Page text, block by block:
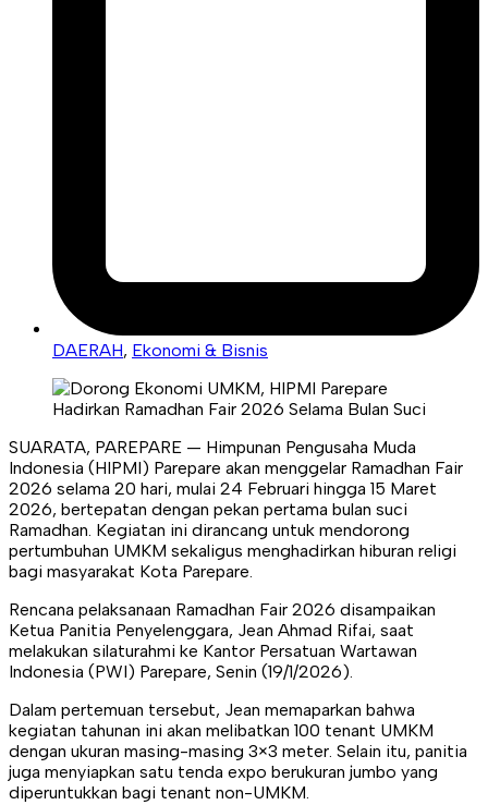
DAERAH, Ekonomi & Bisnis
SUARATA, PAREPARE — Himpunan Pengusaha Muda
Indonesia (HIPMI) Parepare akan menggelar Ramadhan Fair
2026 selama 20 hari, mulai 24 Februari hingga 15 Maret
2026, bertepatan dengan pekan pertama bulan suci
Ramadhan. Kegiatan ini dirancang untuk mendorong
pertumbuhan UMKM sekaligus menghadirkan hiburan religi
bagi masyarakat Kota Parepare.
Rencana pelaksanaan Ramadhan Fair 2026 disampaikan
Ketua Panitia Penyelenggara, Jean Ahmad Rifai, saat
melakukan silaturahmi ke Kantor Persatuan Wartawan
Indonesia (PWI) Parepare, Senin (19/1/2026).
Dalam pertemuan tersebut, Jean memaparkan bahwa
kegiatan tahunan ini akan melibatkan 100 tenant UMKM
dengan ukuran masing-masing 3×3 meter. Selain itu, panitia
juga menyiapkan satu tenda expo berukuran jumbo yang
diperuntukkan bagi tenant non-UMKM.